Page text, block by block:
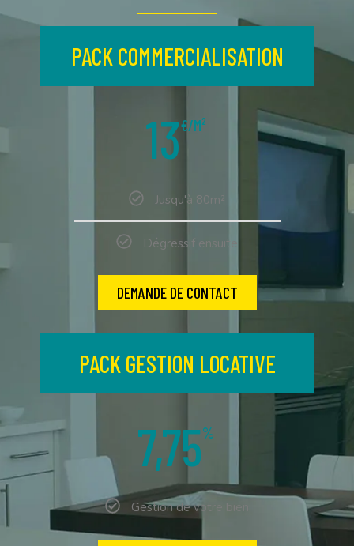
PACK COMMERCIALISATION
13€/M²
Jusqu'à 80m²
Dégressif ensuite
DEMANDE DE CONTACT
PACK GESTION LOCATIVE
7,75%
Gestion de votre bien